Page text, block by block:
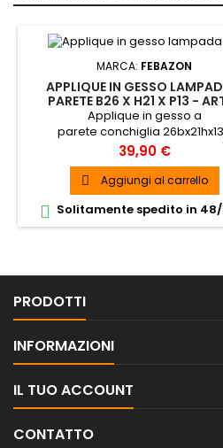
MARCA: FEBAZON
APPLIQUE IN GESSO
PARETE B26 X H21 X P13 -
Applique in gesso a
parete conchiglia
SPEDIZIONE GRATUITA
Prezzo
39,90 €
 Aggiungi al carrello
 Solitamente spedito in 48/
PRODOTTI
INFORMAZIONI
IL TUO ACCOUNT
CONTATTO